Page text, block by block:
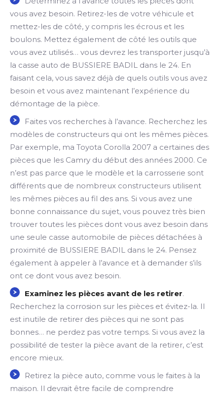
vous avez besoin. Retirez-les de votre véhicule et
mettez-les de côté, y compris les écrous et les
boulons. Mettez également de côté les outils que
vous avez utilisés… vous devrez les transporter jusqu’à
la casse auto de BUSSIERE BADIL dans le 24. En
faisant cela, vous savez déjà de quels outils vous avez
besoin et vous avez maintenant l’expérience du
démontage de la pièce.
Faites vos recherches à l’avance. Recherchez les
modèles de constructeurs qui ont les mêmes pièces.
Par exemple, ma Toyota Corolla 2007 a certaines des
pièces que les Camry du début des années 2000. Ce
n’est pas parce que le modèle et la carrosserie sont
différents que de nombreux constructeurs utilisent
les mêmes pièces au fil des ans. Si vous avez une
bonne connaissance du sujet, vous pouvez très bien
trouver toutes les pièces dont vous avez besoin dans
une seule casse automobile de pièces détachées à
proximité de BUSSIERE BADIL dans le 24. Pensez
également à appeler à l’avance et à demander s’ils
ont ce dont vous avez besoin.
Examinez les pièces avant de les retirer.
Recherchez la corrosion sur les pièces et évitez-la. Il
est inutile de retirer des pièces qui ne sont pas
bonnes… ne perdez pas votre temps. Si vous avez la
possibilité de tester la pièce avant de la retirer, c’est
encore mieux.
Retirez la pièce auto, comme vous le faites à la
maison. Il devrait être facile de comprendre